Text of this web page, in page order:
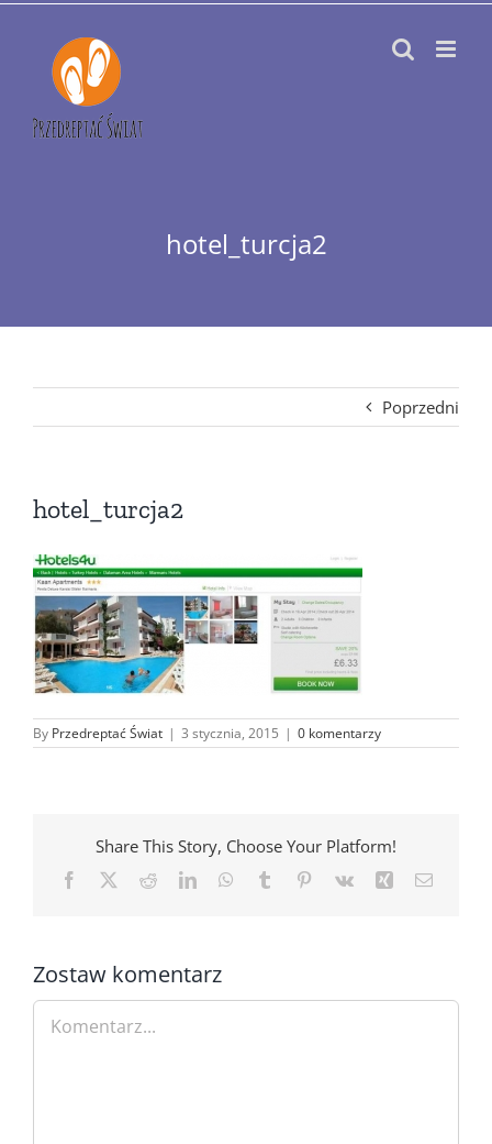
Przejdź
zawartości
hotel_turcja2
Poprzedni
hotel_turcja2
By Przedreptać Świat | 3 stycznia, 2015 | 0 komentarzy
Share This Story, Choose Your Platform!
Facebook RedditLinkedInWhatsApp
Tumblr Pinterest
Vk Xing Email
Zostaw komentarz
Comment